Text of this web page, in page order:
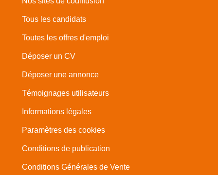
Tous les candidats
Toutes les offres d'emploi
Déposer un CV
Déposer une annonce
Témoignages utilisateurs
Informations légales
Paramètres des cookies
Conditions de publication
Conditions Générales de Vente